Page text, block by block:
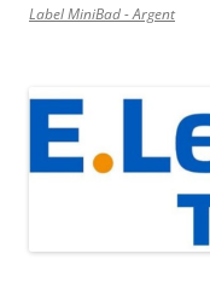
Label MiniBad - Argent